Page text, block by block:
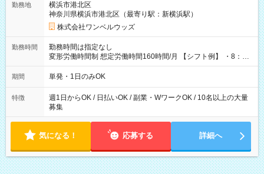
勤務地
横浜市港北区
神奈川県横浜市港北区（最寄り駅：新横浜駅）
株式会社ワンベルウッズ
勤務時間
勤務時間は指定なし
変形労働時間制 想定労働時間160時間/月 【シフト例】 ・8：00
～21：00
期間 単発・1日のみOK
特徴
週1日からOK / 日払いOK / 副業・WワークOK / 10名以上の大量
募集
気になる！ 応募する 詳細へ